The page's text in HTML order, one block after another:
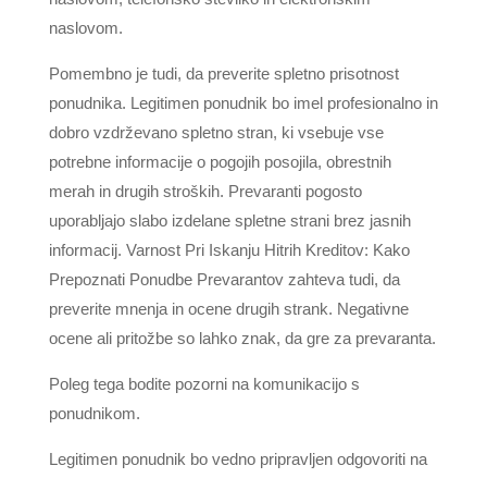
naslovom.
Pomembno je tudi, da preverite spletno prisotnost
ponudnika. Legitimen ponudnik bo imel profesionalno in
dobro vzdrževano spletno stran, ki vsebuje vse
potrebne informacije o pogojih posojila, obrestnih
merah in drugih stroških. Prevaranti pogosto
uporabljajo slabo izdelane spletne strani brez jasnih
informacij. Varnost Pri Iskanju Hitrih Kreditov: Kako
Prepoznati Ponudbe Prevarantov zahteva tudi, da
preverite mnenja in ocene drugih strank. Negativne
ocene ali pritožbe so lahko znak, da gre za prevaranta.
Poleg tega bodite pozorni na komunikacijo s
ponudnikom.
Legitimen ponudnik bo vedno pripravljen odgovoriti na